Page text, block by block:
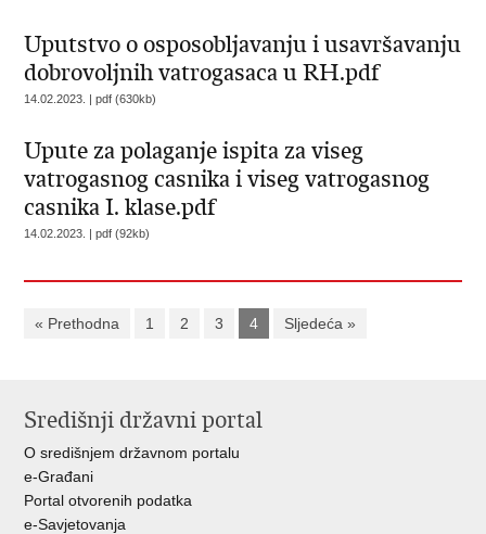
Uputstvo o osposobljavanju i usavršavanju
dobrovoljnih vatrogasaca u RH.pdf
14.02.2023. | pdf (630kb)
Upute za polaganje ispita za viseg
vatrogasnog casnika i viseg vatrogasnog
casnika I. klase.pdf
14.02.2023. | pdf (92kb)
« Prethodna 1 2 3 4 Sljedeća »
Središnji državni portal
O središnjem državnom portalu
e-Građani
Portal otvorenih podatka
e-Savjetovanja